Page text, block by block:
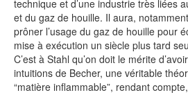
technique et d’une industrie très liées
et du gaz de houille. Il aura,
prôner l’usage du gaz de houille pour
mise à exécution un siècle plus tard
C’est à Stahl qu’on doit le mérite
intuitions de Becher, une véritable
“matière inflammable”, rendant